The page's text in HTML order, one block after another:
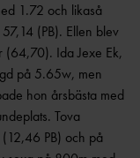
1.72 och likaså
(PB). Ellen blev
(64,70). Ida Jexe Ek,
på 5.65w, men
hon årsbästa med
Tova
PB) och på